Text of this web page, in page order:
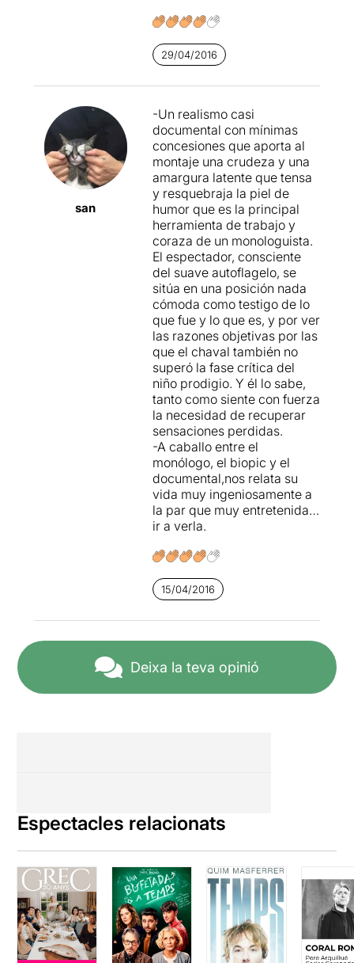
29/04/2016
san
-Un realismo casi
documental con mínimas
concesiones que aporta al
montaje una crudeza y una
amargura latente que tensa
y resquebraja la piel de
humor que es la principal
herramienta de trabajo y
coraza de un monologuista.
El espectador, consciente
del suave autoflagelo, se
sitúa en una posición nada
cómoda como testigo de lo
que fue y lo que es, y por ver
las razones objetivas por las
que el chaval también no
superó la fase crítica del
niño prodigio. Y él lo sabe,
tanto como siente con fuerza
la necesidad de recuperar
sensaciones perdidas.
-A caballo entre el
monólogo, el biopic y el
documental,nos relata su
vida muy ingeniosamente a
la par que muy entretenida…
ir a verla.
15/04/2016
Deixa la teva opinió
Espectacles relacionats